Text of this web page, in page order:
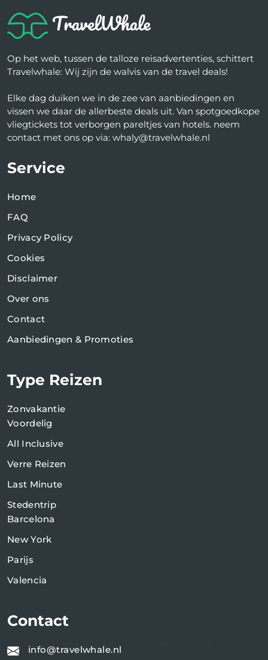
Op het web, tussen de talloze reisadvertenties, schittert
Travelwhale: Wij zijn de walvis van de travel deals!
Elke dag duiken we in de zee van aanbiedingen en
vissen we daar de allerbeste deals uit. Van spotgoedkope
vliegtickets tot verborgen pareltjes van hotels. neem
contact met ons op via: whaly@travelwhale.nl
Service
Home
FAQ
Privacy Policy
Cookies
Disclaimer
Over ons
Contact
Aanbiedingen & Promoties
Type Reizen
Zonvakantie
Voordelig
All Inclusive
Verre Reizen
Last Minute
Stedentrip
Barcelona
New York
Parijs
Valencia
Contact
info@travelwhale.nl